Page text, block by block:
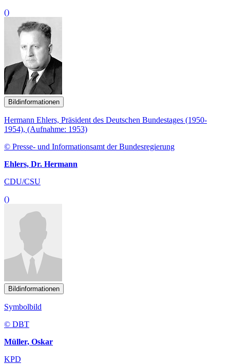
()
Bildinformationen
Hermann Ehlers, Präsident des Deutschen Bundestages (1950-
1954), (Aufnahme: 1953)
© Presse- und Informationsamt der Bundesregierung
Ehlers, Dr. Hermann
CDU/CSU
()
Bildinformationen
Symbolbild
© DBT
Müller, Oskar
KPD